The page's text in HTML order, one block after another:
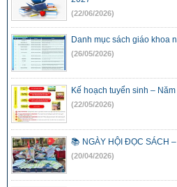
Lịch tuyển sinh vào lớp 6 năm học
(22/06/2026)
Danh mục sách giáo khoa
(26/05/2026)
Kế hoạch tuyển sinh –
(22/05/2026)
📚 NGÀY HỘI ĐỌC SÁCH
(20/04/2026)